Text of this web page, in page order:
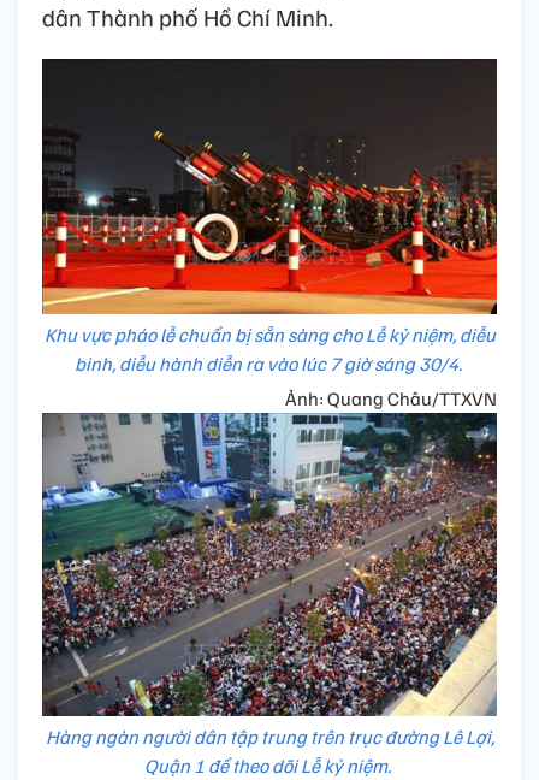
dân Thành phố Hồ Chí Minh.
Khu vực pháo lễ chuẩn bị sẵn sàng cho Lễ kỷ niệm, diễu
binh, diễu hành diễn ra vào lúc 7 giờ sáng 30/4.
Ảnh: Quang Châu/TTXVN
Hàng ngàn người dân tập trung trên trục đường Lê Lợi,
Quận 1 để theo dõi Lễ kỷ niệm.